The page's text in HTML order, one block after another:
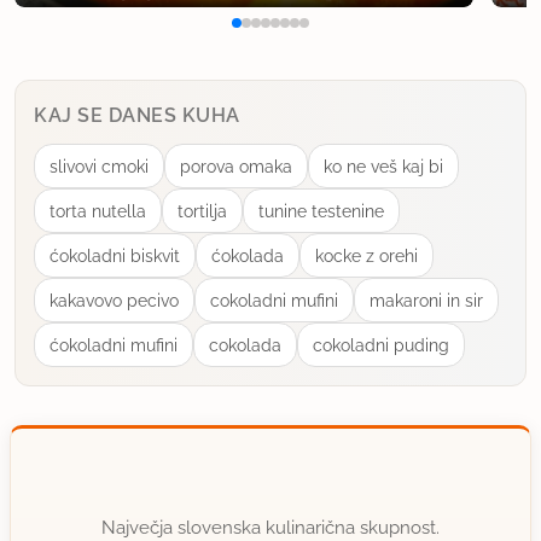
KAJ SE DANES KUHA
slivovi cmoki porova omaka ko ne veš kaj bi
torta nutella tortilja tunine testenine
ćokoladni biskvit ćokolada kocke z orehi
kakavovo pecivo cokoladni mufini makaroni in sir
ćokoladni mufini cokolada cokoladni puding
Največja slovenska kulinarična skupnost.